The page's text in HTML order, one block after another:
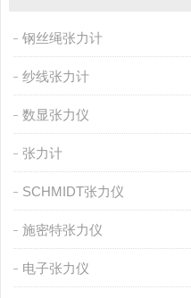
钢丝绳张力计
纱线张力计
数显张力仪
张力计
SCHMIDT张力仪
施密特张力仪
电子张力仪